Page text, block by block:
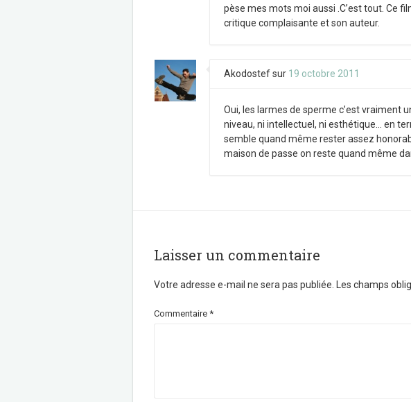
pèse mes mots moi aussi .C’est tout. Ce
critique complaisante et son auteur.
Akodostefsur 19 octobre 2011
Oui, les larmes de sperme c’est vraiment
niveau, ni intellectuel, ni esthétique… en
semble quand même rester assez
maison de passe on reste quand même
Laisser un commentaire
Votre adresse e-mail ne sera pas publiée. Les champs
Commentaire *